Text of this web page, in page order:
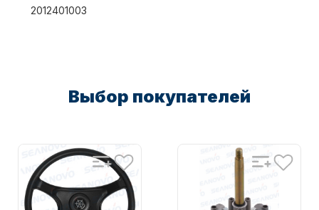
Автохолодильник KYODA
2012401003
Выбор покупателей